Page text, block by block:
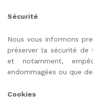
Sécurité
Nous vous informons
préserver la sécurité de
et notamment,
endommagées ou que
Cookies